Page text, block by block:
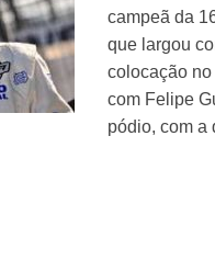
campeã da
que largou
colocação
com Felipe
pódio, com a